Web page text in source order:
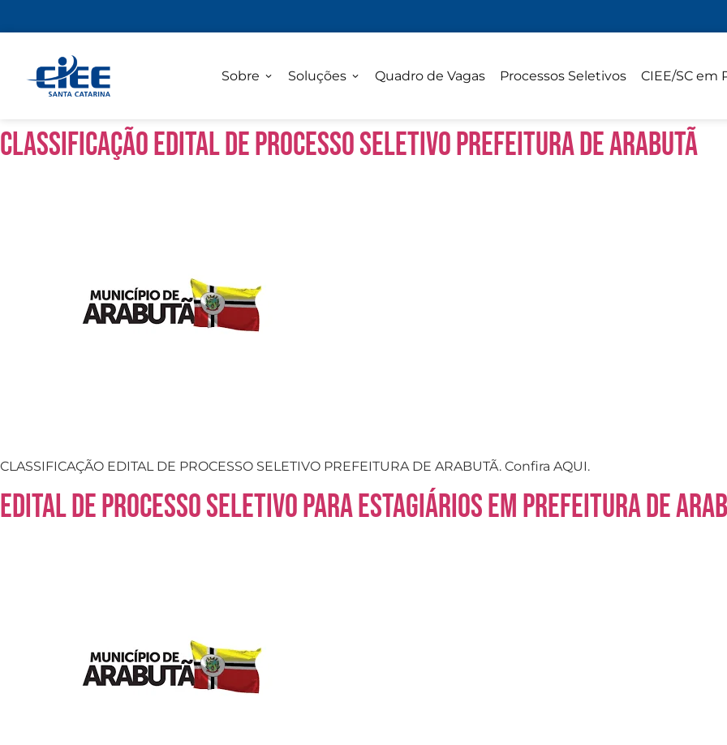
Sobre Soluções Quadro de Vagas Processos Seletivos CIEE/SC em
CLASSIFICAÇÃO EDITAL DE PROCESSO SELETIVO PREFEITURA DE ARABUTÃ
CLASSIFICAÇÃO EDITAL DE PROCESSO SELETIVO PREFEITURA DE ARABUTÃ. Confira AQUI.
Edital de Processo Seletivo para estagiários em Prefeitura de